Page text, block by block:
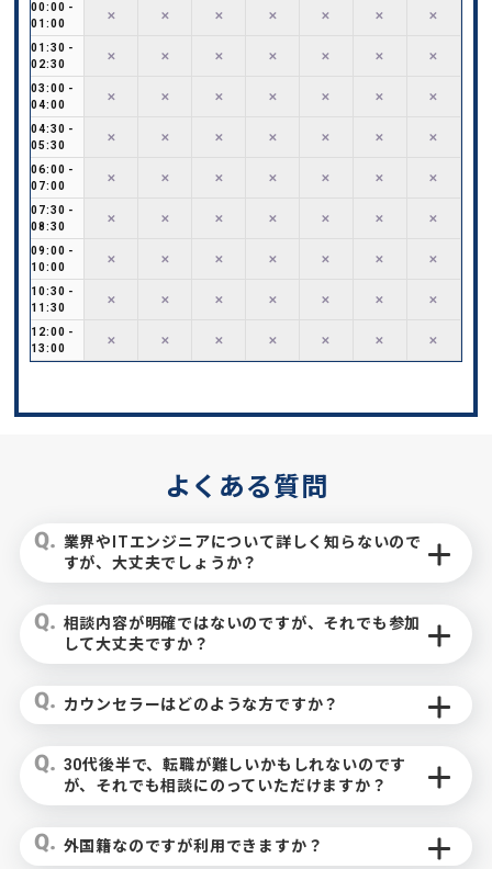
00:00 -
01:00
01:30 -
02:30
03:00 -
04:00
04:30 -
05:30
06:00 -
07:00
07:30 -
08:30
09:00 -
10:00
10:30 -
11:30
12:00 -
13:00
✕
✕
✕
✕
✕
✕
✕
✕
✕
✕
✕
✕
✕
✕
✕
✕
✕
✕
✕
✕
✕
✕
✕
✕
✕
✕
✕
✕
✕
✕
✕
✕
✕
✕
✕
✕
✕
✕
✕
✕
✕
✕
✕
✕
✕
✕
✕
✕
✕
✕
✕
✕
✕
✕
✕
✕
✕
✕
✕
✕
✕
✕
✕
よくある質問
業界やITエンジニアについて詳しく知らないので
すが、大丈夫でしょうか？
相談内容が明確ではないのですが、それでも参加
して大丈夫ですか？
カウンセラーはどのような方ですか？
30代後半で、転職が難しいかもしれないのです
が、それでも相談にのっていただけますか？
外国籍なのですが利用できますか？